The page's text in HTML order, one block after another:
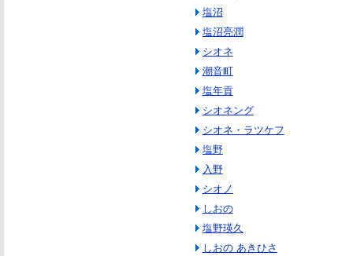
塩沼
塩沼亮潤
シオネ
潮音町
塩年貢
シオネング
シオネ・ラツケフ
塩野
入野
シオノ
しおの
塩野瑛久
しおの あきひさ